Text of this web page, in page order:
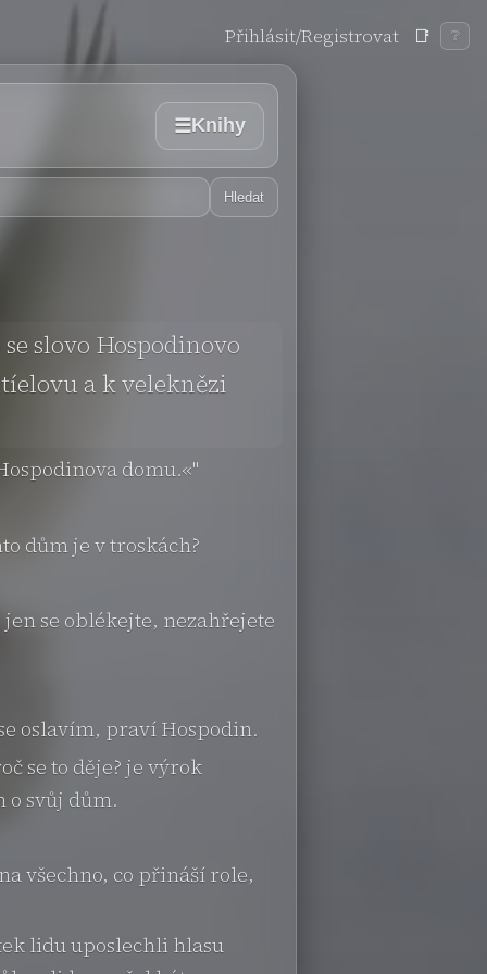
Přihlásit/Registrovat 📑 ❔
☰Knihy
Hledat
slovo Hospodinovo
a k veleknězi
domu.«"
dům je v troskách?
se oblékejte, nezahřejete
oslavím, praví Hospodin.
se to děje? je výrok
o svůj dům.
všechno, co přináší role,
lidu uposlechli hlasu